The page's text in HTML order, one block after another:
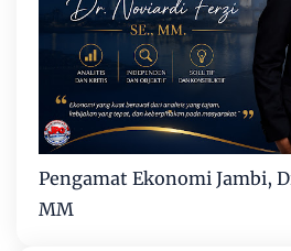
Pengamat Ekonomi Jambi,
MM